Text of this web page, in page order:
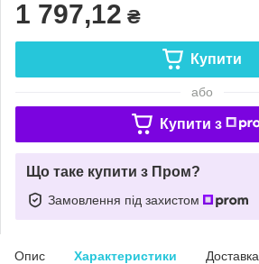
1 797,12 ₴
Купити
або
Купити з
Що таке купити з Пром?
Замовлення під захистом
Опис Характеристики Доставка